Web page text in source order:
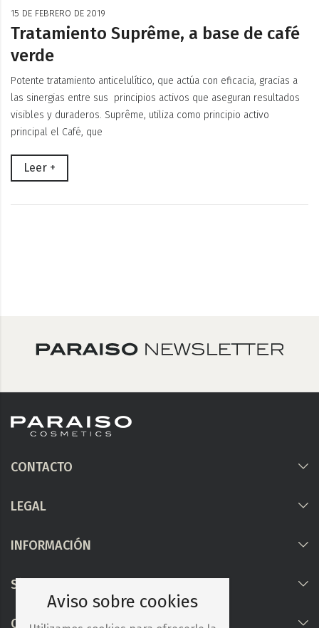
15 DE FEBRERO DE 2019
Tratamiento Suprême, a base de café
verde
Potente tratamiento anticelulítico, que actúa con eficacia, gracias a
las sinergias entre sus principios activos que aseguran resultados
visibles y duraderos. Suprême, utiliza como principio activo
principal el Café, que
Leer +
CONTACTO
LEGAL
INFORMACIÓN
Síguenos
COLABORAMOS CON
Aviso sobre cookies